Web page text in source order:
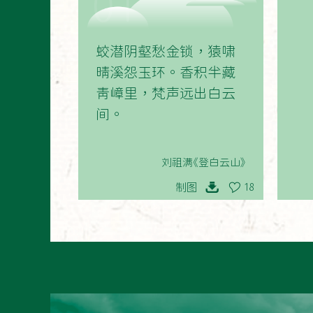
蛟潜阴壑愁金锁，猿啸
晴溪怨玉环。香积半藏
青嶂里，梵声远出白云
间。
刘祖满《登白云山》
制图 18